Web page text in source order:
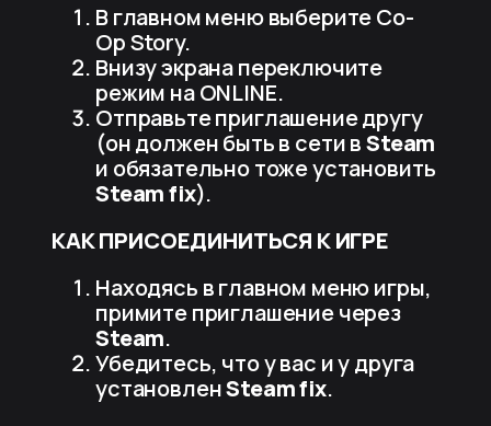
В главном меню выберите Co-
Op Story.
Внизу экрана переключите
режим на ONLINE.
Отправьте приглашение другу
(он должен быть в сети вSteam
и обязательно тоже установить
Steam fix).
КАК ПРИСОЕДИНИТЬСЯ К ИГРЕ
Находясь в главном меню игры,
примите приглашение через
Steam.
Убедитесь, что у вас и у друга
установленSteam fix.